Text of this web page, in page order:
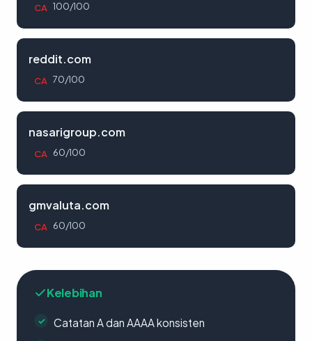
CA 100/100
reddit.com
CA 70/100
nasarigroup.com
CA 60/100
gmvaluta.com
CA 60/100
Kelebihan
Catatan A dan AAAA konsisten